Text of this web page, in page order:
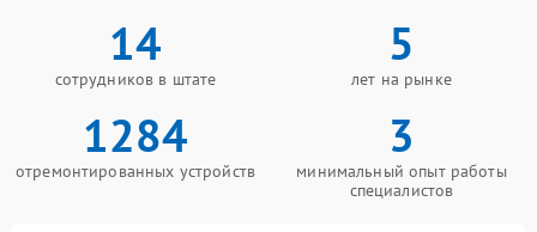
14
сотрудников в штате
5
лет на рынке
1284
отремонтированных устройств
3
минимальный опыт работы
специалистов